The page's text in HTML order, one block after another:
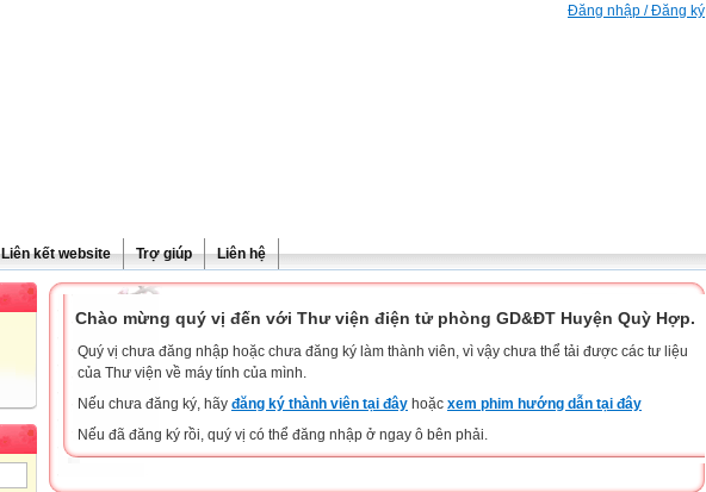
Đăng nhập / Đăng ký
Liên kết website Trợ giúp Liên hệ
Chào mừng quý vị đến với Thư viện điện tử phòng GD&ĐT Huyện Quỳ Hợp.
Quý vị chưa đăng nhập hoặc chưa đăng ký làm thành viên, vì vậy chưa thể tải được các tư liệu
của Thư viện về máy tính của mình.
Nếu chưa đăng ký, hãy đăng ký thành viên tại đây hoặc xem phim hướng dẫn tại đây
Nếu đã đăng ký rồi, quý vị có thể đăng nhập ở ngay ô bên phải.